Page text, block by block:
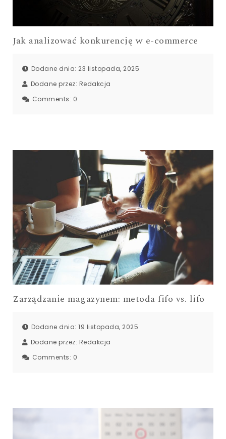
Jak analizować konkurencję w e-commerce
Dodane dnia: 23 listopada, 2025
Dodane przez: Redakcja
Comments: 0
Zarządzanie magazynem: metoda fifo vs. lifo
Dodane dnia: 19 listopada, 2025
Dodane przez: Redakcja
Comments: 0